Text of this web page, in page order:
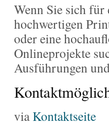
Wenn Sie sich für
hochwertigen
oder eine
Onlineprojekte
Ausführungen
viaKontaktseite